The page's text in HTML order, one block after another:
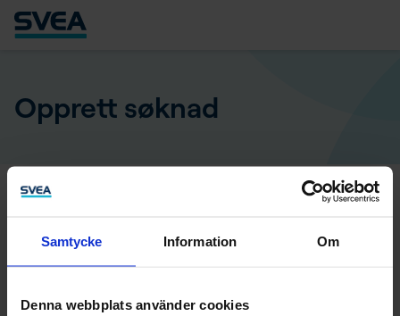
Samtycke Information Om
Denna webbplats använder cookies
Opprett søknad
Fyll inn hvor mye du vil låne
Velg betalingsalternativ